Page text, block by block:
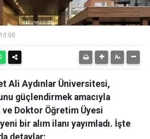
Ali Aydınlar Üniversitesi,
güçlendirmek amacıyla
Doktor Öğretim Üyesi
bir alım ilanı yayımladı. İşte
detaylar: